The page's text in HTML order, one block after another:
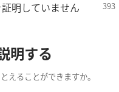
明していません
明する
えることができますか。